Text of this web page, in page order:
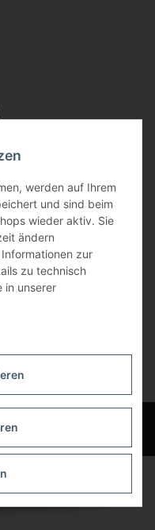
Änderungen und Irrtümer
werden auf Ihrem
und sind beim
wieder aktiv. Sie
ändern
zur
zu technisch
in unserer